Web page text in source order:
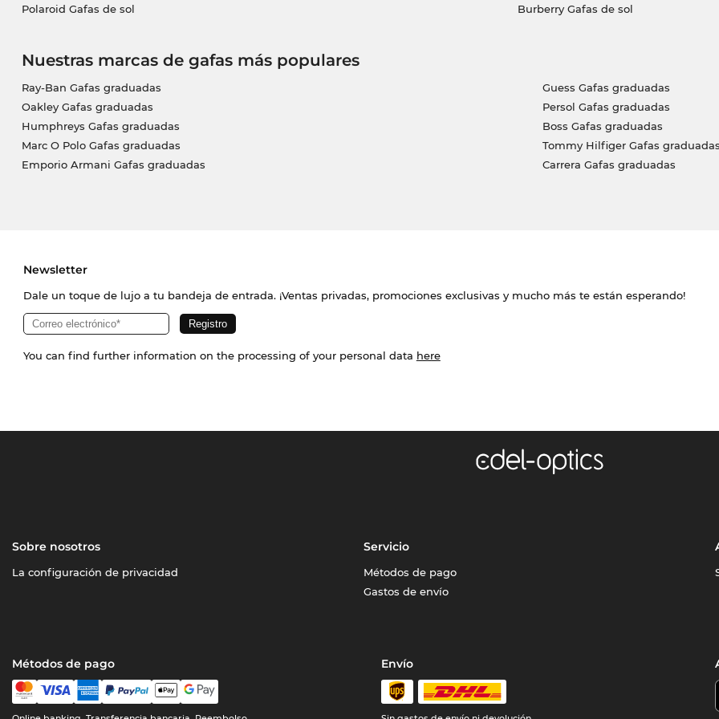
Polaroid Gafas de sol Burberry Gafas de sol
Nuestras marcas de gafas más populares
Ray-Ban Gafas graduadas
Oakley Gafas graduadas
Humphreys Gafas graduadas
Marc O Polo Gafas graduadas
Emporio Armani Gafas graduadas
Guess Gafas graduadas
Persol Gafas graduadas
Boss Gafas graduadas
Tommy Hilfiger Gafas
Carrera Gafas graduadas
Newsletter
Dale un toque de lujo a tu bandeja de entrada. ¡Ventas privadas, promociones exclusivas y mucho más te están esperando!
You can find further information on the processing of your personal data here
Sobre nosotros
La configuración de privacidad
Servicio
Métodos de pago
Gastos de envío
Métodos de pago Envío